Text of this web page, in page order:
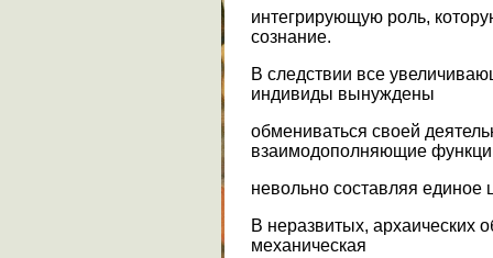
интегрирующую роль,
сознание.
В следствии все
индивиды вынуждены
обмениваться своей
взаимодополняющие
невольно составляя единое
В неразвитых, архаических
механическая